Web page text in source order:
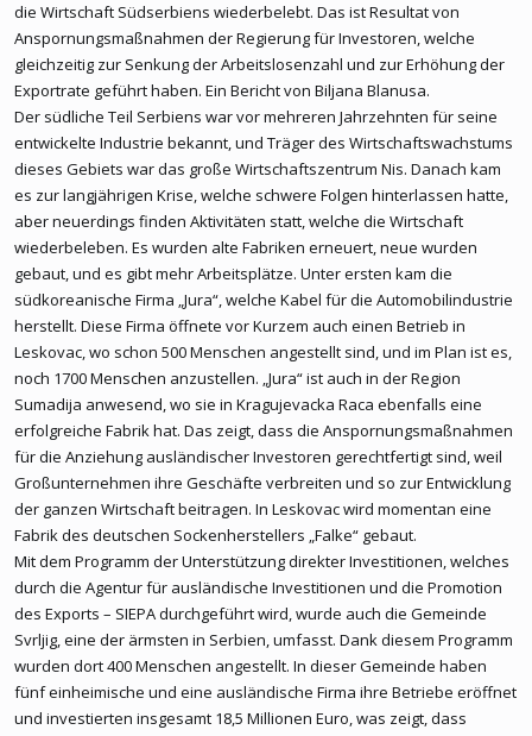
die Wirtschaft Südserbiens wiederbelebt. Das ist Resultat von
Anspornungsmaßnahmen der Regierung für Investoren, welche
gleichzeitig zur Senkung der Arbeitslosenzahl und zur Erhöhung der
Exportrate geführt haben. Ein Bericht von Biljana Blanusa.
Der südliche Teil Serbiens war vor mehreren Jahrzehnten für seine
entwickelte Industrie bekannt, und Träger des Wirtschaftswachstums
dieses Gebiets war das große Wirtschaftszentrum Nis. Danach kam
es zur langjährigen Krise, welche schwere Folgen hinterlassen hatte,
aber neuerdings finden Aktivitäten statt, welche die Wirtschaft
wiederbeleben. Es wurden alte Fabriken erneuert, neue wurden
gebaut, und es gibt mehr Arbeitsplätze. Unter ersten kam die
südkoreanische Firma „Jura“, welche Kabel für die Automobilindustrie
herstellt. Diese Firma öffnete vor Kurzem auch einen Betrieb in
Leskovac, wo schon 500 Menschen angestellt sind, und im Plan ist es,
noch 1700 Menschen anzustellen. „Jura“ ist auch in der Region
Sumadija anwesend, wo sie in Kragujevacka Raca ebenfalls eine
erfolgreiche Fabrik hat. Das zeigt, dass die Anspornungsmaßnahmen
für die Anziehung ausländischer Investoren gerechtfertigt sind, weil
Großunternehmen ihre Geschäfte verbreiten und so zur Entwicklung
der ganzen Wirtschaft beitragen. In Leskovac wird momentan eine
Fabrik des deutschen Sockenherstellers „Falke“ gebaut.
Mit dem Programm der Unterstützung direkter Investitionen, welches
durch die Agentur für ausländische Investitionen und die Promotion
des Exports – SIEPA durchgeführt wird, wurde auch die Gemeinde
Svrljig, eine der ärmsten in Serbien, umfasst. Dank diesem Programm
wurden dort 400 Menschen angestellt. In dieser Gemeinde haben
fünf einheimische und eine ausländische Firma ihre Betriebe eröffnet
und investierten insgesamt 18,5 Millionen Euro, was zeigt, dass